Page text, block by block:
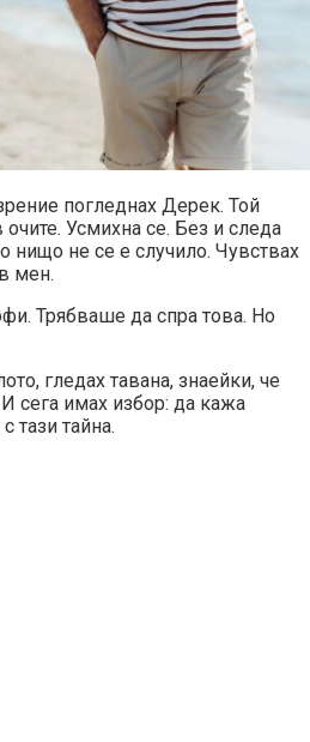
погледнах Дерек. Той
Усмихна се. Без и следа
нищо не се е случило. Чувствах
мен.
Трябваше да спра това. Но
гледах тавана, знаейки, че
сега имах избор: да кажа
тази тайна.